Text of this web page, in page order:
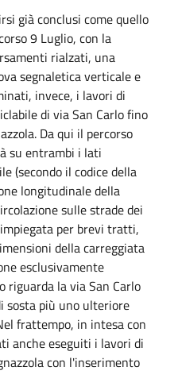
già conclusi come quello
9 Luglio, con la
rialzati, una
segnaletica verticale e
invece, i lavori di
di via San Carlo fino
Da qui il percorso
su entrambi i lati
(secondo il codice della
longitudinale della
sulle strade dei
per brevi tratti,
della carreggiata
esclusivamente
riguarda la via San Carlo
sosta più uno ulteriore
frattempo, in intesa con
anche eseguiti i lavori di
con l'inserimento